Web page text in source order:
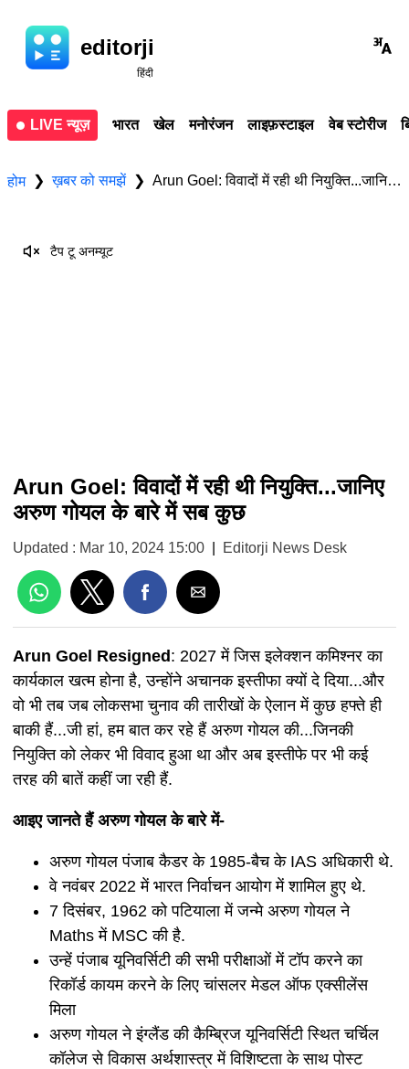
editorji
हिंदी
LIVE न्यूज़ भारत खेल मनोरंजन लाइफ़स्टाइल वेब स्टोरीज
होम ❯ ख़बर को समझें ❯ Arun Goel: विवादों में रही थी नियुक्ति...जानिए अरुण गोयल के बारे में सब कुछ
टैप टू अनम्यूट
Arun Goel: विवादों में रही थी नियुक्ति...जानिए
अरुण गोयल के बारे में सब कुछ
Updated : Mar 10, 2024 15:00 Editorji News Desk
Arun Goel Resigned: 2027 में जिस इलेक्शन कमिश्नर का
कार्यकाल खत्म होना है, उन्होंने अचानक इस्तीफा क्यों दे दिया...और
वो भी तब जब लोकसभा चुनाव की तारीखों के ऐलान में कुछ हफ्ते ही
बाकी हैं...जी हां, हम बात कर रहे हैं अरुण गोयल की...जिनकी
नियुक्ति को लेकर भी विवाद हुआ था और अब इस्तीफे पर भी कई
तरह की बातें कहीं जा रही हैं.
आइए जानते हैं अरुण गोयल के बारे में-
अरुण गोयल पंजाब कैडर के 1985-बैच के IAS अधिकारी थे.
वे नवंबर 2022 में भारत निर्वाचन आयोग में शामिल हुए थे.
7 दिसंबर, 1962 को पटियाला में जन्मे अरुण गोयल ने
Maths में MSC की है.
उन्हें पंजाब यूनिवर्सिटी की सभी परीक्षाओं में टॉप करने का
रिकॉर्ड कायम करने के लिए चांसलर मेडल ऑफ एक्सीलेंस
मिला
अरुण गोयल ने इंग्लैंड की कैम्ब्रिज यूनिवर्सिटी स्थित चर्चिल
कॉलेज से विकास अर्थशास्त्र में विशिष्टता के साथ पोस्ट